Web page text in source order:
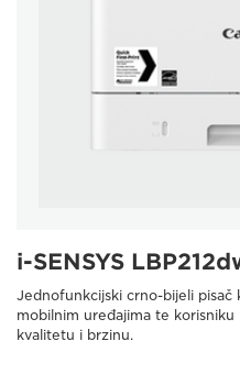
i-SENSYS
Jednofunkcijski crno-bijeli pisač
mobilnim uređajima te
kvalitetu i brzinu.